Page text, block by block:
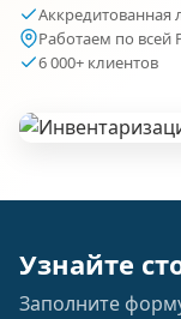
Аккредитованная
Работаем по всей
6 000+ клиентов
Узнайте
Заполните